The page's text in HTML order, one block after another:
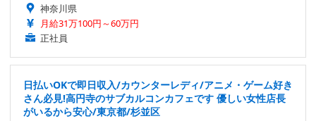
神奈川県
月給31万100円～60万円
正社員
日払いOKで即日収入/カウンターレディ/アニメ・ゲーム好き
さん必見!高円寺のサブカルコンカフェです 優しい女性店長
がいるから安心/東京都/杉並区